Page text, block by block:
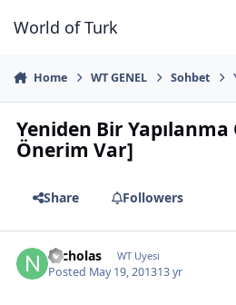
World of Turk
Home WT GENEL Sohbet
Yeniden Bir
Önerim Var]
Share Followers
Nicholas WT Uyesi
Posted May 19, 201313 yr